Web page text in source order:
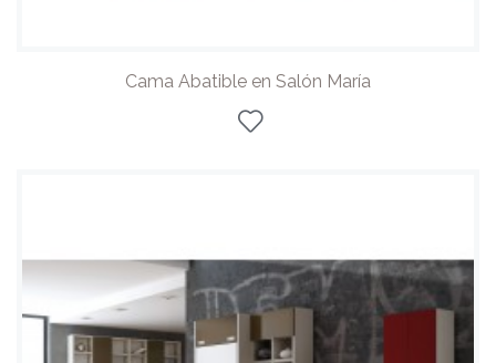
Cama Abatible en Salón María